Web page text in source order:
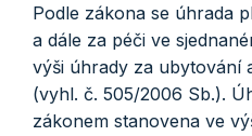
Podle zákona se úhrada
a dále za péči ve
výši úhrady za ubytování
(vyhl. č. 505/2006 Sb.).
zákonem stanovena ve